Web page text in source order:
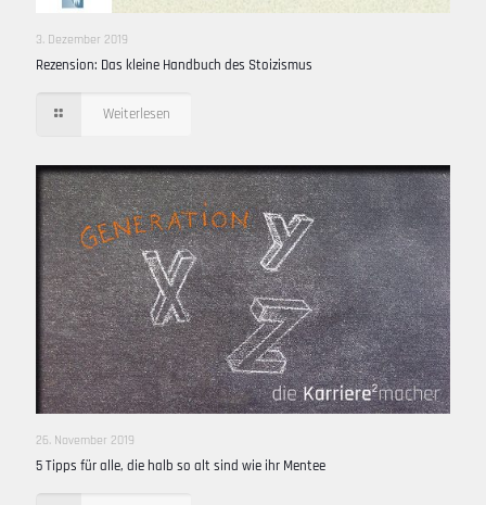
3. Dezember 2019
Rezension: Das kleine Handbuch des Stoizismus
Weiterlesen
26. November 2019
5 Tipps für alle, die halb so alt sind wie ihr Mentee